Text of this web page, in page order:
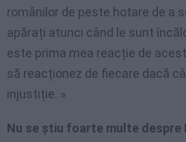
românilor de peste hotare de a
apărați atunci când le sunt
este prima mea reacție de
să reacționez de fiecare dacă
injustiție. »
Nu se ştiu foarte multe despre